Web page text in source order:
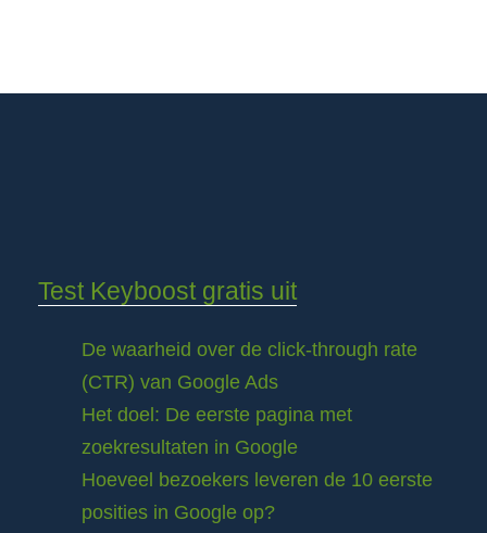
Test Keyboost gratis uit
De waarheid over de click-through rate
(CTR) van Google Ads
Het doel: De eerste pagina met
zoekresultaten in Google
Hoeveel bezoekers leveren de 10 eerste
posities in Google op?